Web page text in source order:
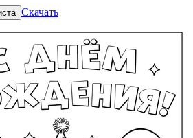
Скачать